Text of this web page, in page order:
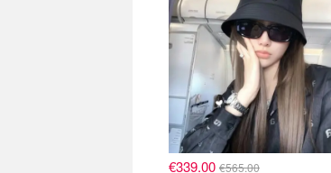
€339.00 €565.00